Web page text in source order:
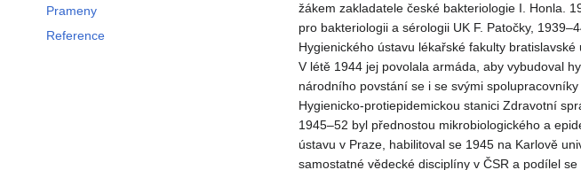
Prameny
Reference
žákem zakladatele české bakteriologie I. Honla.
pro bakteriologii a sérologii UK F. Patočky,
Hygienického ústavu lékařské fakulty
V létě 1944 jej povolala armáda, aby vybudoval
národního povstání se i se svými
Hygienicko-protiepidemickou stanici Zdravotní
1945–52 byl přednostou mikrobiologického a
ústavu v Praze, habilitoval se 1945 na Karlově
samostatné vědecké disciplíny v ČSR a podílel